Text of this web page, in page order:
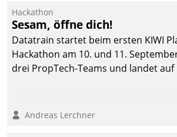
Ressort Kapitalanlage für
künftige Aufgaben und
Herausforderungen
gerüstet.
Hackathon
Sesam, öffne dich!
Datatrain startet beim ersten KIWI
Hackathon am 10. und 11.
drei PropTech-Teams und landet auf
Andreas Lerchner